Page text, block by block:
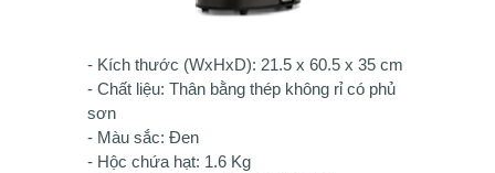
- Kích thước (WxHxD): 21.5 x 60.5 x 35 cm
- Chất liệu: Thân bằng thép không rỉ có phủ
sơn
- Màu sắc: Đen
- Hộc chứa hạt: 1.6 Kg